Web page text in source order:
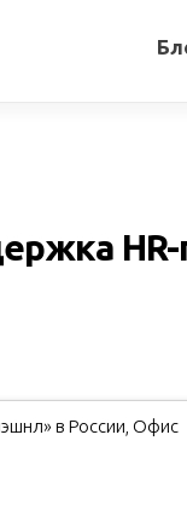
HR-
в России, Офис